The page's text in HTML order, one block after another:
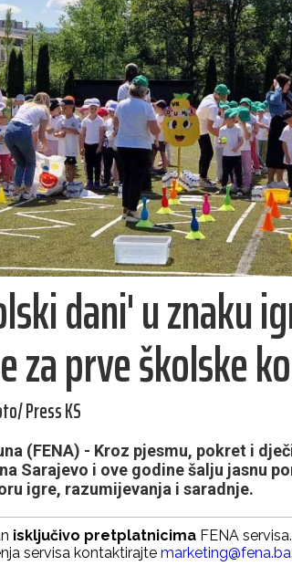
dani' u znaku
za prve školske
Press KS
(FENA) - Kroz pjesmu, pokret i
Sarajevo i ove godine šalju jasnu
igre, razumijevanja i saradnje.
isključivo pretplatnicima FENA
servisa kontaktirajte marketing@fena.ba.